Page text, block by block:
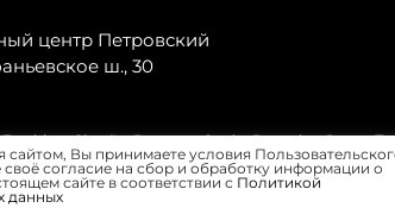
центр Петровский
ш., 30
Citroёn, Peugeot, Opel и Renault в Санкт-
сайтом, Вы принимаете условия
согласие на сбор и обработку информации о
сайте в соответствии с Политикой
данных